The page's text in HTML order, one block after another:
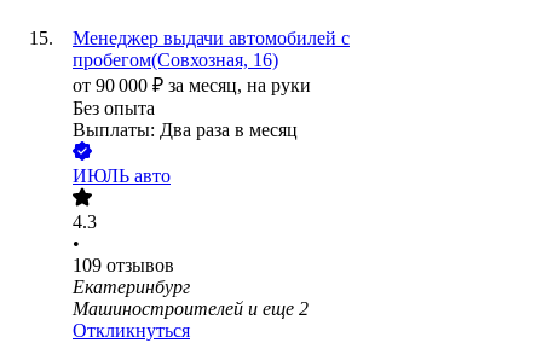
Менеджер выдачи автомобилей с
пробегом(Совхозная, 16)
от 90 000 ₽ за месяц, на руки
Без опыта
Выплаты: Два раза в месяц
ИЮЛЬ авто
4.3
•
109 отзывов
Екатеринбург
Машиностроителей и еще 2
Откликнуться